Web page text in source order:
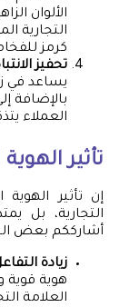
الألوان
التجارية
كرمز
تحفيز
يساعد في
بالإضافة
العملاء
تأثير
إن تأثير
التجارية، بل
أشارككم بعض
زيادة
هوية قوية
العلامة